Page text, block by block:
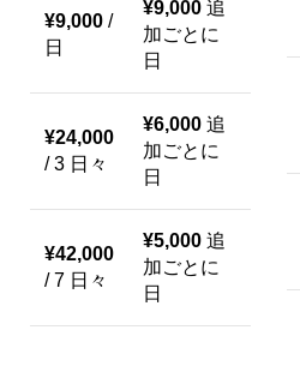
¥9,000 /
日
¥9,000 追
加ごとに
日
¥24,000
/ 3 日々
¥6,000 追
加ごとに
日
¥42,000
/ 7 日々
¥5,000 追
加ごとに
日